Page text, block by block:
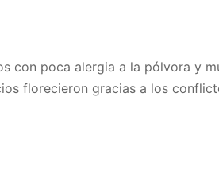
con poca alergia a la pólvora y
florecieron gracias a los